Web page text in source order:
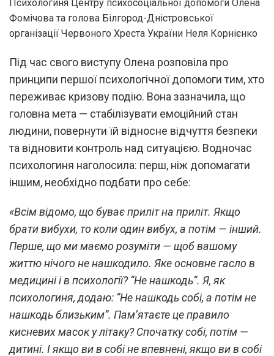
Психологиня Центру психосоціальної допомоги Олена
Фомічова та голова Білгород-Дністровської
організації Червоного Хреста України Неля Корнієнко
Під час свого виступу Олена розповіла про
принципи першої психологічної допомоги тим, хто
переживає кризову подію. Вона зазначила, що
головна мета — стабілізувати емоційний стан
людини, повернути їй відносне відчуття безпеки
та відновити контроль над ситуацією. Водночас
психологиня наголосила: перш, ніж допомагати
іншим, необхідно подбати про себе:
«Всім відомо, що буває приліт на приліт. Якщо
брати вибухи, то коли один вибух, а потім — інший.
Перше, що ми маємо розуміти — щоб вашому
життю нічого не нашкодило. Яке основне гасло в
медицині і в психології? “Не нашкодь”. Я, як
психологиня, додаю: “Не нашкодь собі, а потім не
нашкодь близьким”. Пам’ятаєте це правило
кисневих масок у літаку? Спочатку собі, потім —
дитині. І якщо ви в собі не впевнені, якщо ви в собі